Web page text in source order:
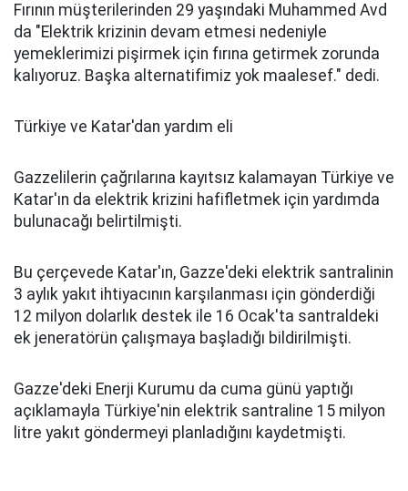
Fırının müşterilerinden 29 yaşındaki Muhammed Avd
da "Elektrik krizinin devam etmesi nedeniyle
yemeklerimizi pişirmek için fırına getirmek zorunda
kalıyoruz. Başka alternatifimiz yok maalesef." dedi.
Türkiye ve Katar'dan yardım eli
Gazzelilerin çağrılarına kayıtsız kalamayan Türkiye ve
Katar'ın da elektrik krizini hafifletmek için yardımda
bulunacağı belirtilmişti.
Bu çerçevede Katar'ın, Gazze'deki elektrik santralinin
3 aylık yakıt ihtiyacının karşılanması için gönderdiği
12 milyon dolarlık destek ile 16 Ocak'ta santraldeki
ek jeneratörün çalışmaya başladığı bildirilmişti.
Gazze'deki Enerji Kurumu da cuma günü yaptığı
açıklamayla Türkiye'nin elektrik santraline 15 milyon
litre yakıt göndermeyi planladığını kaydetmişti.